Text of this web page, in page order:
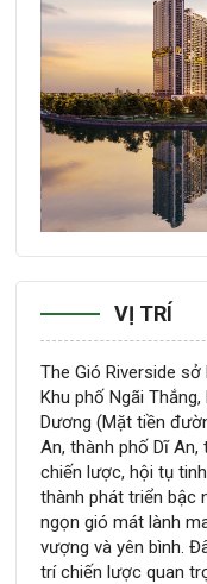
VỊ TRÍ
The Gió Riverside
Khu phố Ngãi
Dương (Mặt tiền
An, thành phố Dĩ
chiến lược, hội tụ
thành phát triển bậc
ngọn gió mát lành
vượng và yên bình.
trí chiến lược quan